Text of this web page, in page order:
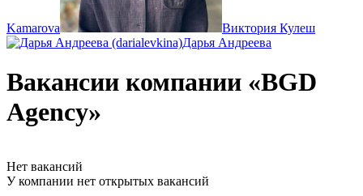
Kamarova
Виктория Кулеш
Дарья Андреева
Вакансии компании «BGD
Agency»
Нет вакансий
У компании нет открытых вакансий